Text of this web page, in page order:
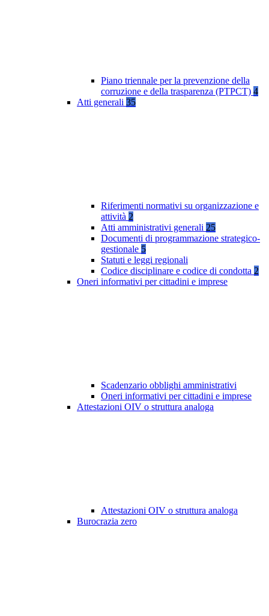
Piano triennale per la prevenzione della
corruzione e della trasparenza (PTPCT) 4
Atti generali 35
Riferimenti normativi su organizzazione e
attività 2
Atti amministrativi generali 25
Documenti di programmazione strategico-
gestionale 5
Statuti e leggi regionali
Codice disciplinare e codice di condotta 2
Oneri informativi per cittadini e imprese
Scadenzario obblighi amministrativi
Oneri informativi per cittadini e imprese
Attestazioni OIV o struttura analoga
Attestazioni OIV o struttura analoga
Burocrazia zero